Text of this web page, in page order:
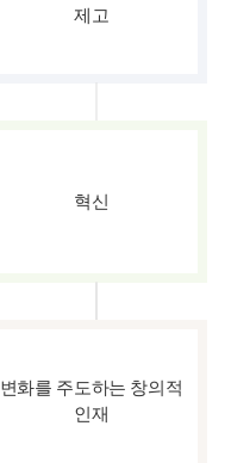
제고
혁신
변화를 주도하는 창의적
인재